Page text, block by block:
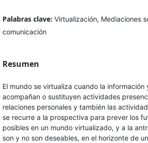
Palabras clave: Virtualización, Mediaciones
comunicación
Resumen
El mundo se virtualiza cuando la información
acompañan o sustituyen actividades
relaciones personales y también las
se recurre a la prospectiva para prever los
posibles en un mundo virtualizado, y a la
son y no son deseables, en el horizonte de